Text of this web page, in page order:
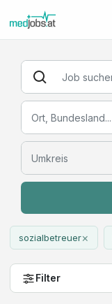
sozialbetreuer×
Filter